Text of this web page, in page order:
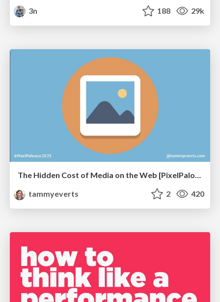
3n 188 29k
The Hidden Cost of Media on the Web [PixelPalooza 2025]
tammyeverts
2 420